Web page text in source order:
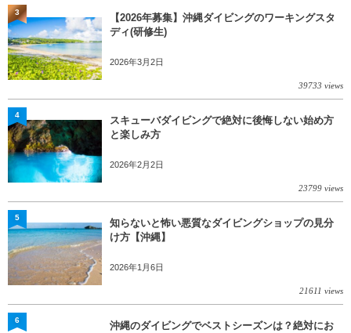
【2026年募集】沖縄ダイビングのワーキングスタ
ディ(研修生)
2026年3月2日
39733 views
3
スキューバダイビングで絶対に後悔しない始め方
と楽しみ方
2026年2月2日
23799 views
4
知らないと怖い悪質なダイビングショップの見分
け方【沖縄】
2026年1月6日
21611 views
5
沖縄のダイビングでベストシーズンは？絶対にお
6